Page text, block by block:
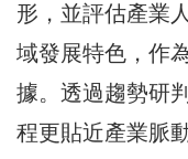
形，並評估產業
域發展特色，作
據。透過趨勢研
程更貼近產業脈